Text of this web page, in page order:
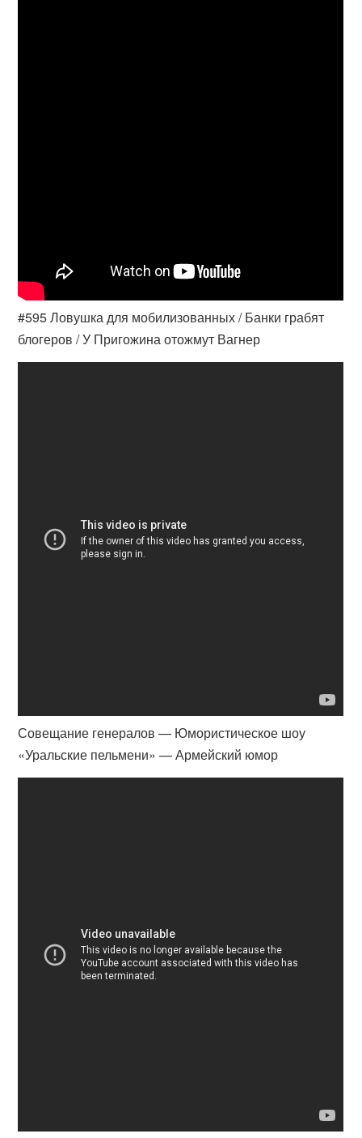
#595 Ловушка для мобилизованных / Банки грабят
блогеров / У Пригожина отожмут Вагнер
Совещание генералов — Юмористическое шоу
«Уральские пельмени» — Армейский юмор